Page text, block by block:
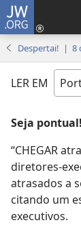
JW.ORG
Despertai! | 8
LER EM
Seja pontual!
“CHEGAR
diretores-
atrasados a
citando um
executivos.